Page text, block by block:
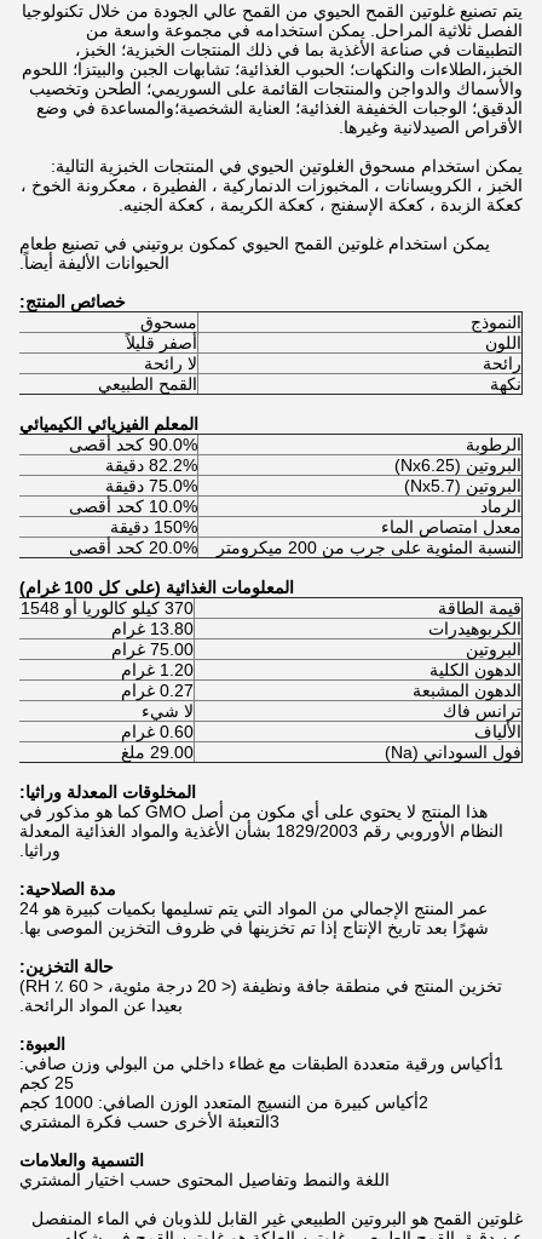
يتم تصنيع غلوتين القمح الحيوي من القمح عالي الجودة من خلال تكنولوجيا
الفصل ثلاثية المراحل. يمكن استخدامه في مجموعة واسعة من
التطبيقات في صناعة الأغذية بما في ذلك المنتجات الخبزية؛ الخبز،
الخبز،الطلاءات والنكهات؛ الحبوب الغذائية؛ تشابهات الجبن والبيتزا؛ اللحوم
والأسماك والدواجن والمنتجات القائمة على السوريمي؛ الطحن وتخصيب
الدقيق؛ الوجبات الخفيفة الغذائية؛ العناية الشخصية؛والمساعدة في وضع
الأقراص الصيدلانية وغيرها.
يمكن استخدام مسحوق الغلوتين الحيوي في المنتجات الخبزية التالية:
الخبز ، الكرويسانات ، المخبوزات الدنماركية ، الفطيرة ، معكرونة الخوخ ،
كعكة الزبدة ، كعكة الإسفنج ، كعكة الكريمة ، كعكة الجنيه.
يمكن استخدام غلوتين القمح الحيوي كمكون بروتيني في تصنيع طعام
الحيوانات الأليفة أيضاً.
خصائص المنتج:
النموذج
مسحوق
اللون
أصفر قليلاً
رائحة
لا رائحة
نكهة
القمح الطبيعي
المعلم الفيزيائي الكيميائي
الرطوبة
90.0% كحد أقصى
البروتين (Nx6.25)
82.2% دقيقة
البروتين (Nx5.7)
75.0% دقيقة
الرماد
10.0% كحد أقصى
معدل امتصاص الماء
150% دقيقة
النسبة المئوية على جرب من 200 ميكرومتر
20.0% كحد أقصى
المعلومات الغذائية (على كل 100 غرام)
قيمة الطاقة
370 كيلو كالوريا أو 1548 كيلو جيه
الكربوهيدرات
13.80 غرام
البروتين
75.00 غرام
الدهون الكلية
1.20 غرام
الدهون المشبعة
0.27 غرام
ترانس فاك
لا شيء
الألياف
0.60 غرام
فول السوداني (Na)
29.00 ملغ
المخلوقات المعدلة وراثيا:
هذا المنتج لا يحتوي على أي مكون من أصل GMO كما هو مذكور في
النظام الأوروبي رقم 1829/2003 بشأن الأغذية والمواد الغذائية المعدلة
وراثيا.
مدة الصلاحية:
عمر المنتج الإجمالي من المواد التي يتم تسليمها بكميات كبيرة هو 24
شهرًا بعد تاريخ الإنتاج إذا تم تخزينها في ظروف التخزين الموصى بها.
حالة التخزين:
تخزين المنتج في منطقة جافة ونظيفة (< 20 درجة مئوية، < 60 ٪ RH)
بعيدا عن المواد الرائحة.
العبوة:
1أكياس ورقية متعددة الطبقات مع غطاء داخلي من البولي وزن صافي:
25 كجم
2أكياس كبيرة من النسيج المتعدد الوزن الصافي: 1000 كجم
3التعبئة الأخرى حسب فكرة المشتري
التسمية والعلامات
اللغة والنمط وتفاصيل المحتوى حسب اختيار المشتري
غلوتين القمح هو البروتين الطبيعي غير القابل للذوبان في الماء المنفصل